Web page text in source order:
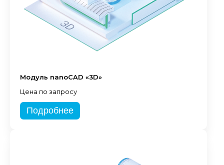
Модуль nanoCAD «3D»
Цена по запросу
Подробнее